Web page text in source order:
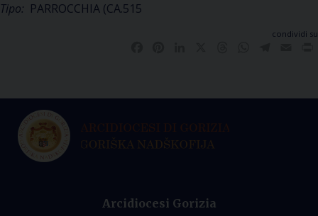
Tipo: PARROCCHIA (CA.515
condividi su
Arcidiocesi Gorizia